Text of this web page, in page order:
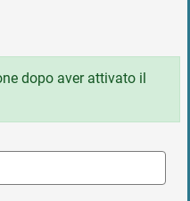
dopo aver attivato il